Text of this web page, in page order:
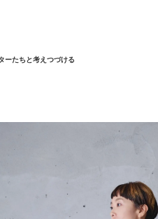
ーたちと考えつづける